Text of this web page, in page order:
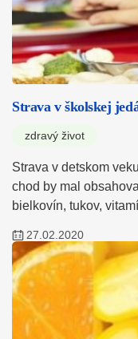
Strava v školskej
zdravý život
Strava v detskom
chod by mal
bielkovín, tukov,
27.02.2020